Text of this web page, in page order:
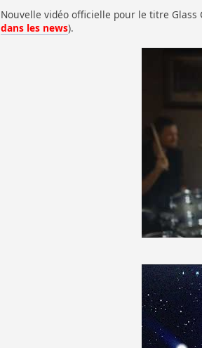
Nouvelle vidéo officielle pour le titre
dans les news).